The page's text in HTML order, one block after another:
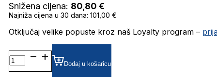
Snižena cijena: 80,80 €
Najniža cijena u 30 dana: 101,00 €
Otključaj velike popuste kroz naš Loyalty program –
0VO5520S SUNČANE
NAOČALE
VOGUE
Dodaj u košaricu